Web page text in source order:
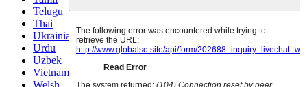
Telugu
Thai
Ukrainian
Urdu
Uzbek
Vietnamese